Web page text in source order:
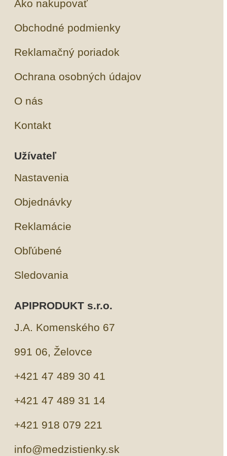
Ako nakupovať
Obchodné podmienky
Reklamačný poriadok
Ochrana osobných údajov
O nás
Kontakt
Užívateľ
Nastavenia
Objednávky
Reklamácie
Obľúbené
Sledovania
APIPRODUKT s.r.o.
J.A. Komenského 67
991 06, Želovce
+421 47 489 30 41
+421 47 489 31 14
+421 918 079 221
info@medzistienky.sk